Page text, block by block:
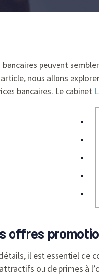
peuvent
nous allons
bancaires. Le cabinet
offres
il est essentiel de
ou de primes à